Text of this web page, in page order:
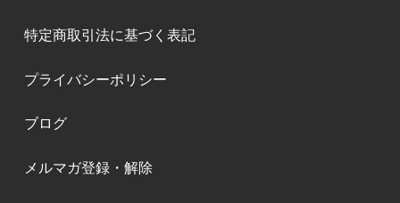
特定商取引法に基づく表記
プライバシーポリシー
ブログ
メルマガ登録・解除